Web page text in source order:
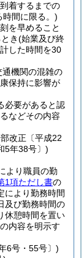
着するまでの
時間に限る。)
を早めること
き(始業及び終
した時間を30
機関の混雑の
保持に影響が
必要があると認
などその内容
改正〔平成22
5年38号〕)
より職員の勤
1項ただし書の
により勤務時間
及び勤務時間の
休憩時間を置い
内容を明示す
6号・55号〕)